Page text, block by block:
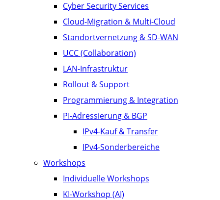
Cyber Security Services
Cloud-Migration & Multi-Cloud
Standortvernetzung & SD-WAN
UCC (Collaboration)
LAN-Infrastruktur
Rollout & Support
Programmierung & Integration
PI-Adressierung & BGP
IPv4-Kauf & Transfer
IPv4-Sonderbereiche
Workshops
Individuelle Workshops
KI-Workshop (AI)